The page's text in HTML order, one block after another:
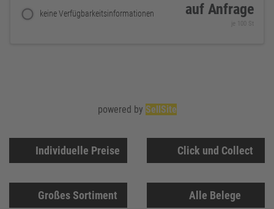
keine Verfügbarkeitsinformationen auf Anfrage
je 100 St
Individuelle Preise Click und Collect
Großes Sortiment Alle Belege
powered by SellSite